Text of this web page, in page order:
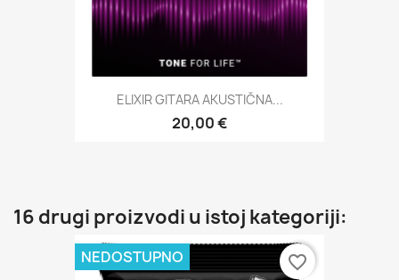
ELIXIR GITARA AKUSTIČNA...
20,00 €
16 drugi proizvodi u istoj kategoriji:
NEDOSTUPNO favorite_border